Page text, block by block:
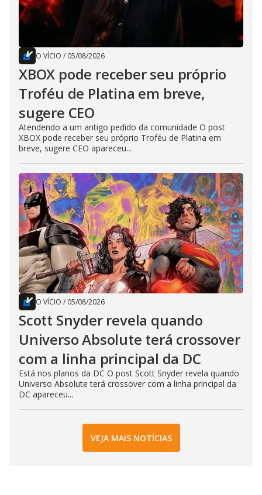
O VÍCIO / 05/08/2026
XBOX pode receber seu próprio
Troféu de Platina em breve,
sugere CEO
Atendendo a um antigo pedido da comunidade O post
XBOX pode receber seu próprio Troféu de Platina em
breve, sugere CEO apareceu...
O VÍCIO / 05/08/2026
Scott Snyder revela quando
Universo Absolute terá crossover
com a linha principal da DC
Está nos planos da DC O post Scott Snyder revela quando
Universo Absolute terá crossover com a linha principal da
DC apareceu...
VEJA MAIS NOTÍCIAS